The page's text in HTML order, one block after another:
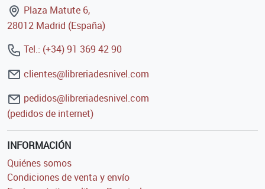
Plaza Matute 6,
28012 Madrid (España)
Tel.: (+34) 91 369 42 90
clientes@libreriadesnivel.com
pedidos@libreriadesnivel.com
(pedidos de internet)
INFORMACIÓN
Quiénes somos
Condiciones de venta y envío